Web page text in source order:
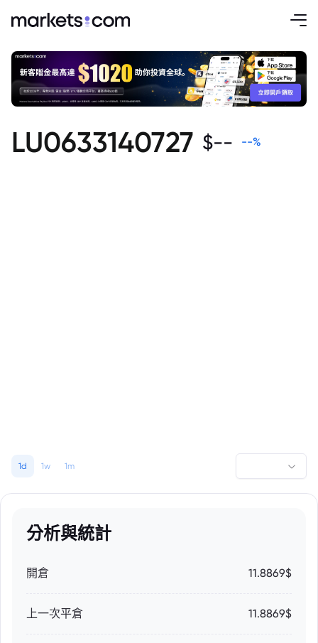
LU0633140727 $-- --%
1d 1w 1m
分析與統計
開倉 11.8869$
上一次平倉 11.8869$